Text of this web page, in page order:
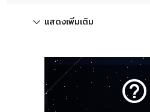
แสดงเพิ่มเติม
help_outline